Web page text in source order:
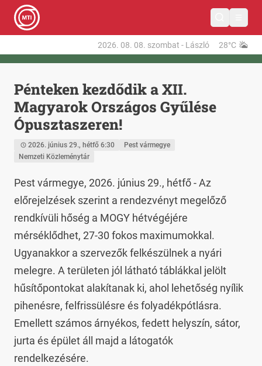
2026. 08. 08. szombat - László 28°C
Pénteken kezdődik a XII.
Magyarok Országos Gyűlése
Ópusztaszeren!
2026. június 29., hétfő 6:30
Pest vármegye
Nemzeti Közleménytár
Pest vármegye, 2026. június 29., hétfő - Az
előrejelzések szerint a rendezvényt megelőző
rendkívüli hőség a MOGY hétvégéjére
mérséklődhet, 27-30 fokos maximumokkal.
Ugyanakkor a szervezők felkészülnek a nyári
melegre. A területen jól látható táblákkal jelölt
hűsítőpontokat alakítanak ki, ahol lehetőség nyílik
pihenésre, felfrissülésre és folyadékpótlásra.
Emellett számos árnyékos, fedett helyszín, sátor,
jurta és épület áll majd a látogatók
rendelkezésére.